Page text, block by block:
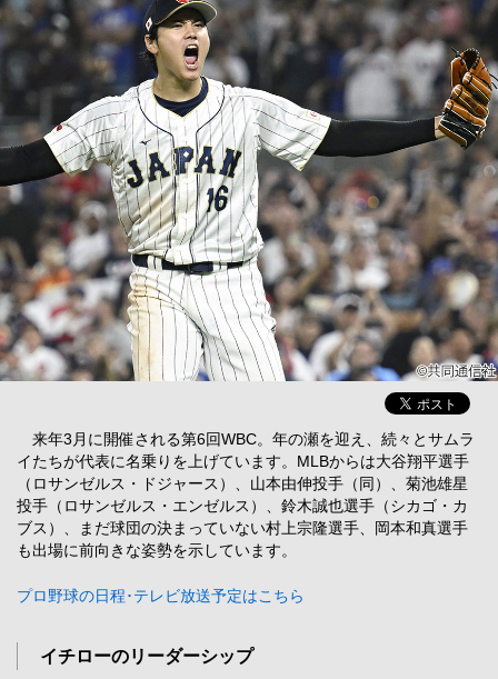
来年3月に開催される第6回WBC。年の瀬を迎え、続々とサムラ
イたちが代表に名乗りを上げています。MLBからは大谷翔平選手
（ロサンゼルス・ドジャース）、山本由伸投手（同）、菊池雄星
投手（ロサンゼルス・エンゼルス）、鈴木誠也選手（シカゴ・カ
ブス）、まだ球団の決まっていない村上宗隆選手、岡本和真選手
も出場に前向きな姿勢を示しています。
プロ野球の日程･テレビ放送予定はこちら
イチローのリーダーシップ